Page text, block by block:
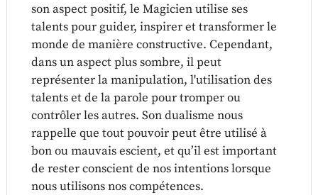
son aspect positif, le Magicien utilise ses
talents pour guider, inspirer et transformer le
monde de manière constructive. Cependant,
dans un aspect plus sombre, il peut
représenter la manipulation, l'utilisation des
talents et de la parole pour tromper ou
contrôler les autres. Son dualisme nous
rappelle que tout pouvoir peut être utilisé à
bon ou mauvais escient, et qu’il est important
de rester conscient de nos intentions lorsque
nous utilisons nos compétences.